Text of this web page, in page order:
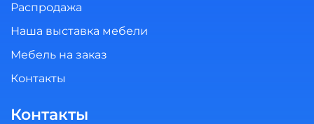
Распродажа
Наша выставка мебели
Мебель на заказ
Контакты
Контакты